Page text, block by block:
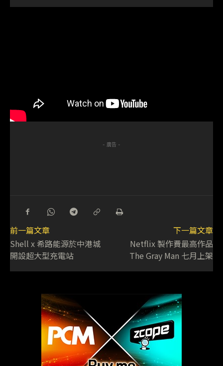
- 廣告 -
前一篇文章
Shell x 希路能源於中港城
開設超大型充電站
下一篇文章
Netflix 製作費最高作品
The Gray Man 七月上架